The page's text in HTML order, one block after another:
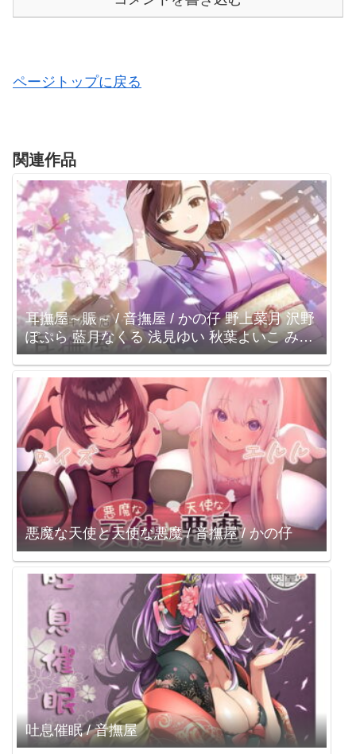
ページトップに戻る
関連作品
耳撫屋～賑～ / 音撫屋 / かの仔 野上菜月 沢野
ぽぷら 藍月なくる 浅見ゆい 秋葉よいこ みも
りあいの
悪魔な天使と天使な悪魔 / 音撫屋 / かの仔
吐息催眠 / 音撫屋